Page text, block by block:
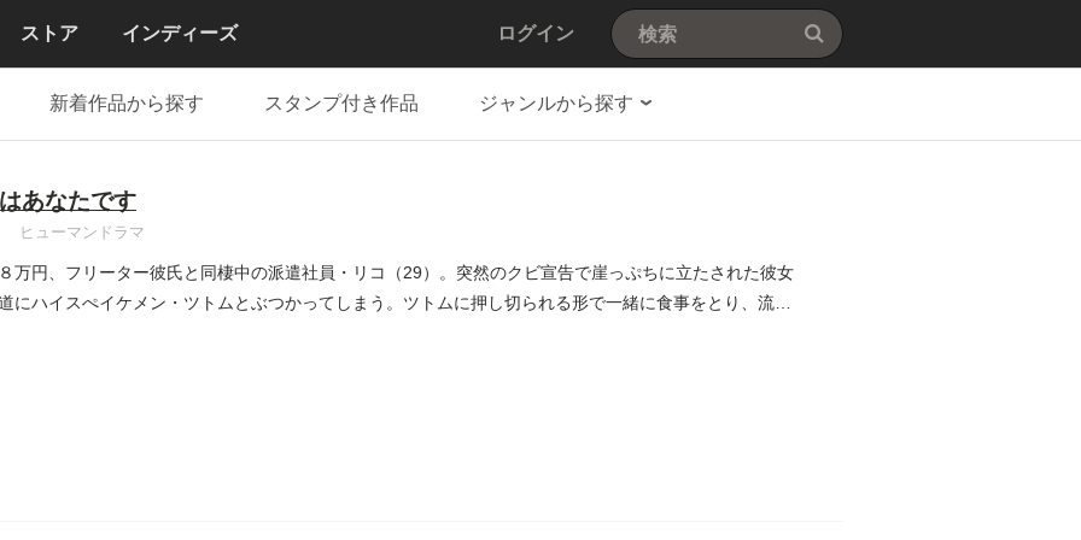
ストア インディーズ ログイン
新着作品から探す スタンプ付き作品 ジャンルから探す
あなたです
ヒューマンドラマ
万円、フリーター彼氏と同棲中の派遣社員・リコ（29）。突然のクビ宣告で崖っぷちに立たされた彼女
にハイスぺイケメン・ツトムとぶつかってしまう。ツトムに押し切られる形で一緒に食事をとり、流さ